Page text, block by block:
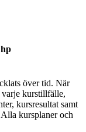
över tid. När
varje kurstillfälle,
kursresultat samt
Alla kursplaner och